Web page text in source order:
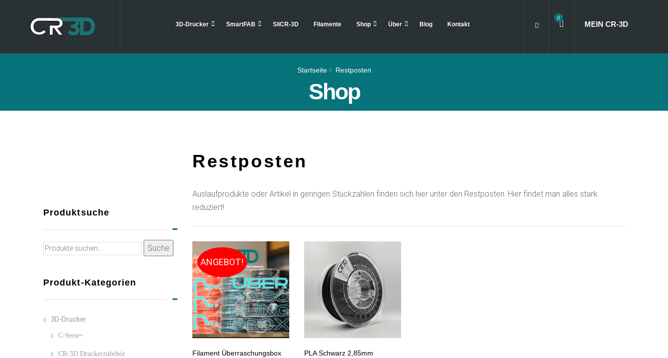
3D-Drucker SmartFAB SliCR-3D Filamente Shop Über Blog Kontakt
0
MEIN CR‑3D
Startseite Restposten
Shop
Produktsuche
Suche
Suche
Produkt-Kategorien
3D-Drucker
C-Serie+
CR-3D Druckerzubehör
Restposten
Auslaufprodukte oder Artikel in geringen Stückzahlen finden sich hier unter den Restposten. Hier findet man alles stark
reduziert!
ANGEBOT!
Filament Überraschungsbox PLA Schwarz 2,85mm